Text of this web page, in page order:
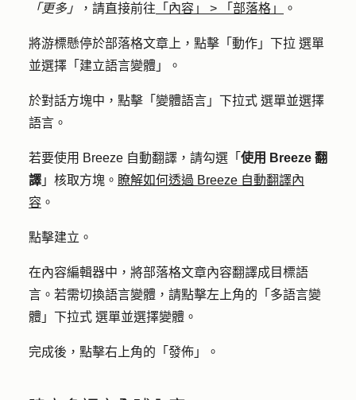
「更多」
，請直接前往 「內容」 > 「部落格」 。
將游標懸停於部落格文章上，點擊「 動作」下拉 選單
並選擇「 建立語言變體 」。
於對話方塊中，點擊「 變體語言」下拉式 選單並選擇
語言 。
若要使用 Breeze 自動翻譯，請勾選「 使用 Breeze 翻
譯 」核取方塊。 瞭解如何透過 Breeze 自動翻譯內
容 。
點擊建立 。
在內容編輯器中，將部落格文章內容翻譯成目標語
言。若需切換語言變體，請點擊左上角的「 多語言變
體」下拉式 選單並選擇變體 。
完成後，點擊右上角的「發佈」 。